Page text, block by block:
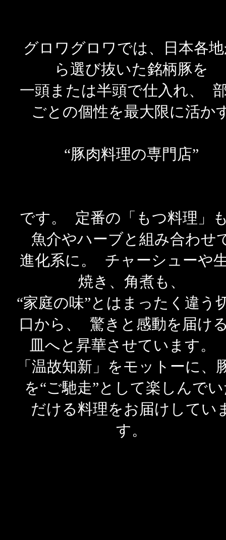
グロワグロワでは、日本各
ら選び抜いた銘柄豚を
一頭または半頭で仕入れ、
ごとの個性を最大限に活か
“豚肉料理の専門店”
です。 定番の「もつ料理」
魚介やハーブと組み合わせ
進化系に。 チャーシューや
焼き、角煮も、
“家庭の味”とはまったく違う
口から、 驚きと感動を届け
皿へと昇華させています
「温故知新」をモットーに、
を“ご馳走”として楽しんで
だける料理をお届けしてい
す。